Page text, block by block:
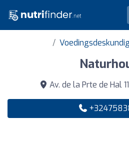
Av. de la Prte de Hal